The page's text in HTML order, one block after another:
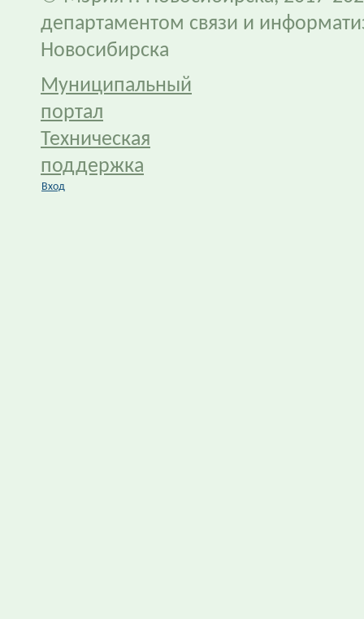
департаментом связи и
Новосибирска
Муниципальный
портал
Техническая
поддержка
Вход